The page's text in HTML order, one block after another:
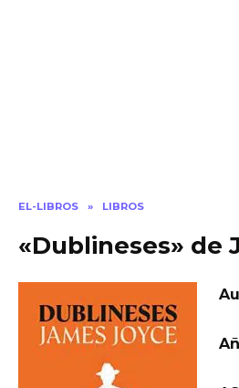
EL-LIBROS » LIBROS
«Dublineses» de